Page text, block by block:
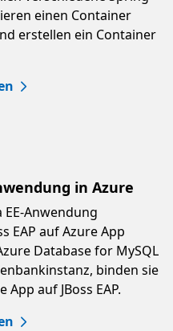
einen Container
erstellen ein Container
in Azure
EE-Anwendung
EAP auf Azure App
Database for MySQL
binden sie
auf JBoss EAP.